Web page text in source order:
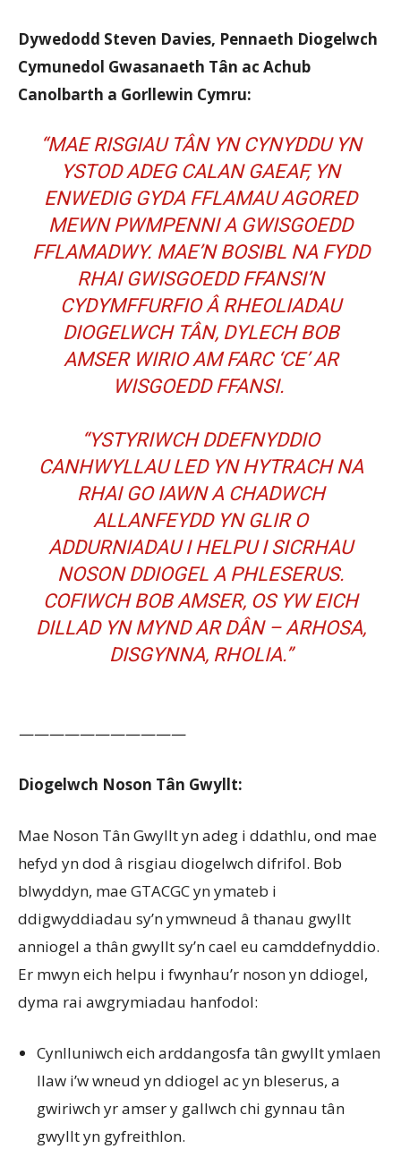
Dywedodd Steven Davies, Pennaeth Diogelwch
Cymunedol Gwasanaeth Tân ac Achub
Canolbarth a Gorllewin Cymru:
“MAE RISGIAU TÂN YN CYNYDDU YN
YSTOD ADEG CALAN GAEAF, YN
ENWEDIG GYDA FFLAMAU AGORED
MEWN PWMPENNI A GWISGOEDD
FFLAMADWY. MAE’N BOSIBL NA FYDD
RHAI GWISGOEDD FFANSI’N
CYDYMFFURFIO Â RHEOLIADAU
DIOGELWCH TÂN, DYLECH BOB
AMSER WIRIO AM FARC ‘CE’ AR
WISGOEDD FFANSI.
“YSTYRIWCH DDEFNYDDIO
CANHWYLLAU LED YN HYTRACH NA
RHAI GO IAWN A CHADWCH
ALLANFEYDD YN GLIR O
ADDURNIADAU I HELPU I SICRHAU
NOSON DDIOGEL A PHLESERUS.
COFIWCH BOB AMSER, OS YW EICH
DILLAD YN MYND AR DÂN – ARHOSA,
DISGYNNA, RHOLIA.”
———————————
Diogelwch Noson Tân Gwyllt:
Mae Noson Tân Gwyllt yn adeg i ddathlu, ond mae
hefyd yn dod â risgiau diogelwch difrifol. Bob
blwyddyn, mae GTACGC yn ymateb i
ddigwyddiadau sy’n ymwneud â thanau gwyllt
anniogel a thân gwyllt sy’n cael eu camddefnyddio.
Er mwyn eich helpu i fwynhau’r noson yn ddiogel,
dyma rai awgrymiadau hanfodol:
Cynlluniwch eich arddangosfa tân gwyllt ymlaen
llaw i’w wneud yn ddiogel ac yn bleserus, a
gwiriwch yr amser y gallwch chi gynnau tân
gwyllt yn gyfreithlon.